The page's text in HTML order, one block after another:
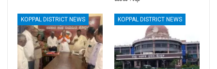
KOPPAL DISTRICT NEWS KOPPAL DISTRICT NEWS